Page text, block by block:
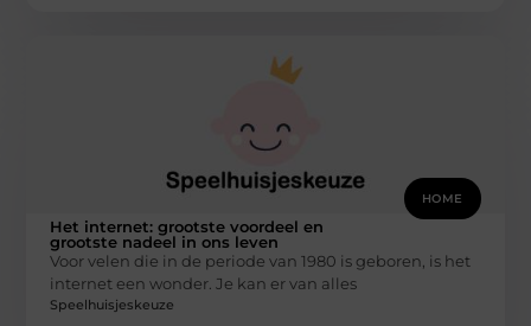
HOME
Het internet: grootste voordeel en
grootste nadeel in ons leven
Voor velen die in de periode van 1980 is geboren, is het
internet een wonder. Je kan er van alles
Speelhuisjeskeuze